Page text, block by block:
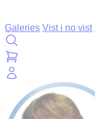
Galeries Vist i no vist